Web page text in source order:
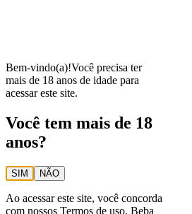
Bem-vindo(a)!Você precisa ter
mais de 18 anos de idade para
acessar este site.
Você tem mais de 18
anos?
SIM NÃO
Ao acessar este site, você concorda
com nossos Termos de uso. Beba